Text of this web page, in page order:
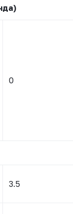
0
3.5